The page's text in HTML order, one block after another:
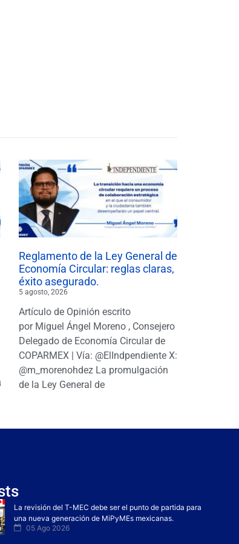
Reglamento de la Ley General de
Economía Circular: reglas claras,
éxito asegurado.
5 agosto, 2026
Artículo de Opinión escrito
por Miguel Ángel Moreno , Consejero
Delegado de Economía Circular de
COPARMEX | Vía: @ElIndpendiente X:
@m_morenohdez La promulgación
de la Ley General de
La revisión del T-MEC debe ser el punto de partida para
una nueva generación de MiPyMEs mexicanas.
05 Ago 2026